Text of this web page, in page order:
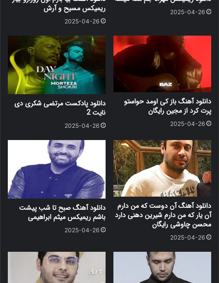
2025-04-26
ریمیکس مسیح و آرش
2025-04-26
دانلود آهنگ باز کی اومد حواستو
پرت کرد از مجین رایگان
2025-04-26
دانلود پادکست مرتضی شکری دی
نایت 2
2025-04-26
دانلود آهنگ آن دوست که من دارم
آن یار که من دارم شیرین دهنی دارد
محسن چاوشی رایگان
2025-04-26
دانلود آهنگ صبح تا شب پیشت
باشم ریمیکس میثم ابراهیمی
2025-04-26